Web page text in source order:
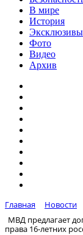
В мире
История
Эксклюзивы
Фото
Видео
Архив
Главная
Новости
МВД предлагает
права 16-летних